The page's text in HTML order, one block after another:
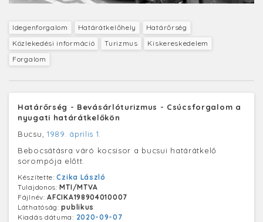
Idegenforgalom Határátkelőhely
Határőrség
Közlekedési információ
Turizmus
Kiskereskedelem
Forgalom
Határőrség - Bevásárlóturizmus - Csúcsforgalom a
nyugati határátkelőkön
Bucsu, 1989. április 1.
Bebocsátásra váró kocsisor a bucsui határátkelő
sorompója előtt.
Készítette:Czika László
Tulajdonos:MTI/MTVA
Fájlnév:AFCIKA198904010007
Láthatóság:publikus
Kiadás dátuma: 2020-09-07